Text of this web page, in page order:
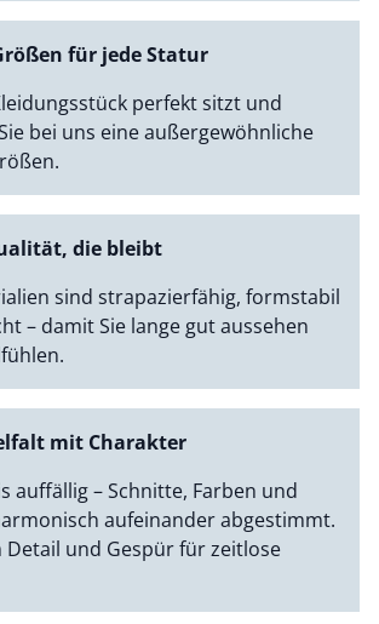
für jede Statur
perfekt sitzt und
bei uns eine außergewöhnliche
die bleibt
sind strapazierfähig, formstabil
– damit Sie lange gut aussehen
mit Charakter
auffällig – Schnitte, Farben und
aufeinander abgestimmt.
Detail und Gespür für zeitlose